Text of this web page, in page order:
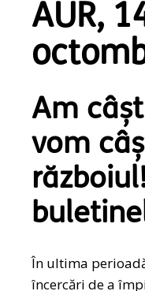
AUR,
Am
vom
În ultima
încercări de a